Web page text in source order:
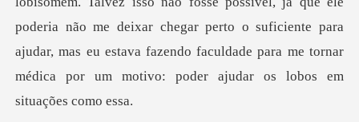
poderia não me deixar chegar perto o suficiente para
ajudar, ma